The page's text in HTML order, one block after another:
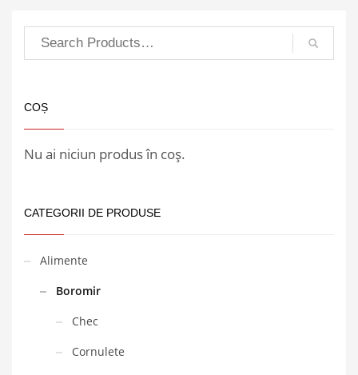
COȘ
Nu ai niciun produs în coș.
CATEGORII DE PRODUSE
Alimente
Boromir
Chec
Cornulete